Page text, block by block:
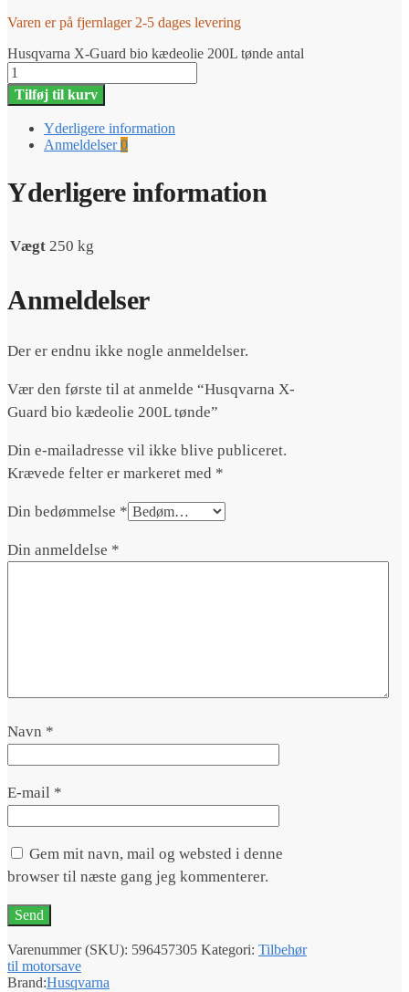
Varen er på fjernlager 2-5 dages levering
Husqvarna X-Guard bio kædeolie 200L tønde antal
Tilføj til kurv
Yderligere information
Anmeldelser0
Yderligere information
Vægt 250 kg
Anmeldelser
Der er endnu ikke nogle anmeldelser.
Vær den første til at anmelde “Husqvarna X-
Guard bio kædeolie 200L tønde”
Din e-mailadresse vil ikke blive publiceret.
Krævede felter er markeret med *
Din bedømmelse *
Din anmeldelse *
Navn *
E-mail *
Gem mit navn, mail og websted i denne
browser til næste gang jeg kommenterer.
Varenummer (SKU): 596457305 Kategori: Tilbehør
til motorsave
Brand:Husqvarna